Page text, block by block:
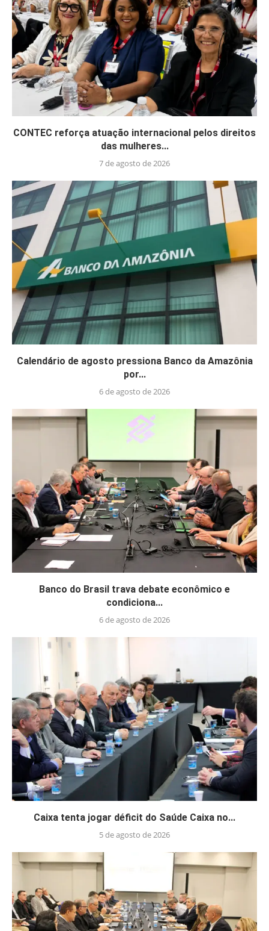
CONTEC reforça atuação internacional pelos direitos
das mulheres...
7 de agosto de 2026
Calendário de agosto pressiona Banco da Amazônia
por...
6 de agosto de 2026
Banco do Brasil trava debate econômico e
condiciona...
6 de agosto de 2026
Caixa tenta jogar déficit do Saúde Caixa no...
5 de agosto de 2026